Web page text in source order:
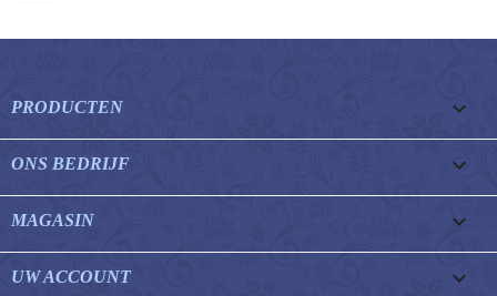
PRODUCTEN 
ONS BEDRIJF 
MAGASIN 
UW ACCOUNT 